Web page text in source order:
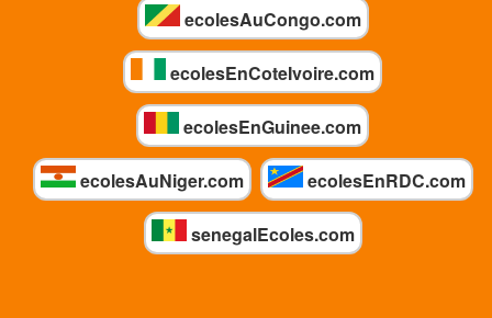
ecolesAuCongo.com
ecolesEnCoteIvoire.com
ecolesEnGuinee.com
ecolesAuNiger.com ecolesEnRDC.com
senegalEcoles.com